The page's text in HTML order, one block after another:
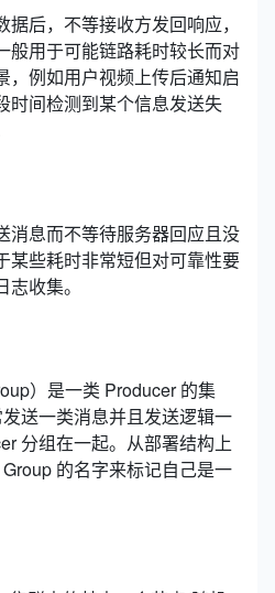
后，不等接收方发回响应，
般用于可能链路耗时较长而对
，例如用户视频上传后通知启
时间检测到某个信息发送失
消息而不等待服务器回应且没
某些耗时非常短但对可靠性要
收集。
）是一类 Producer 的集
送一类消息并且发送逻辑一
分组在一起。从部署结构上
的名字来标记自己是一